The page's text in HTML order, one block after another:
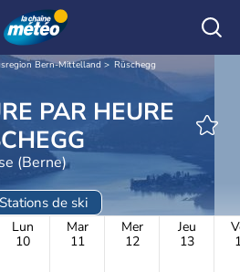
Bern-Mittelland Rüschegg
PAR HEURE
(Berne)
Stations de ski
Lun
10
Mar
11
Mer
12
Jeu
13